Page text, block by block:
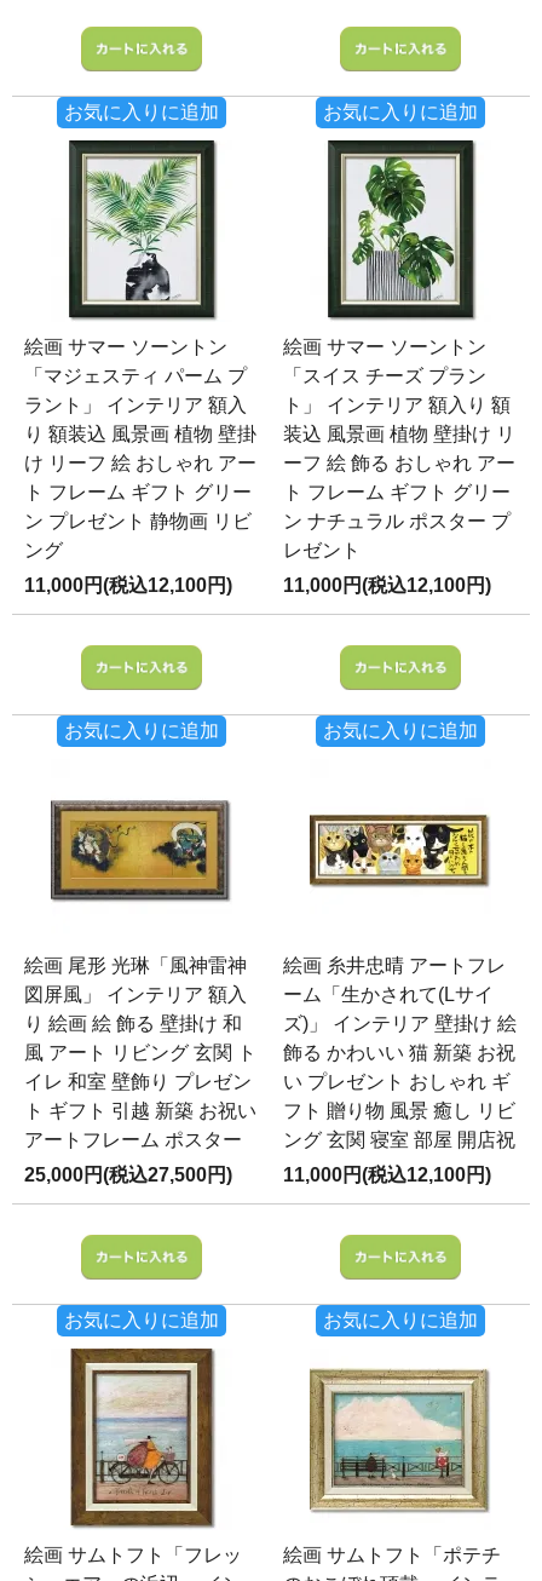
お気に入りに追加 お気に入りに追加
絵画 サマー ソーントン
「マジェスティ パーム プ
ラント」 インテリア 額入
り 額装込 風景画 植物 壁掛
け リーフ 絵 おしゃれ アー
ト フレーム ギフト グリー
ン プレゼント 静物画 リビ
ング
11,000円(税込12,100円)
お気に入りに追加
絵画 サマー ソーントン
「スイス チーズ プラン
ト」 インテリア 額入り 額
装込 風景画 植物 壁掛け リ
ーフ 絵 飾る おしゃれ アー
ト フレーム ギフト グリー
ン ナチュラル ポスター プ
レゼント
11,000円(税込12,100円)
お気に入りに追加
絵画 尾形 光琳「風神雷神
図屏風」 インテリア 額入
り 絵画 絵 飾る 壁掛け 和
風 アート リビング 玄関 ト
イレ 和室 壁飾り プレゼン
ト ギフト 引越 新築 お祝い
アートフレーム ポスター
25,000円(税込27,500円)
お気に入りに追加
絵画 糸井忠晴 アートフレ
ーム「生かされて(Lサイ
ズ)」 インテリア 壁掛け 絵
飾る かわいい 猫 新築 お祝
い プレゼント おしゃれ ギ
フト 贈り物 風景 癒し リビ
ング 玄関 寝室 部屋 開店祝
11,000円(税込12,100円)
お気に入りに追加
絵画 サムトフト「フレッ
絵画 サムトフト「ポテチ